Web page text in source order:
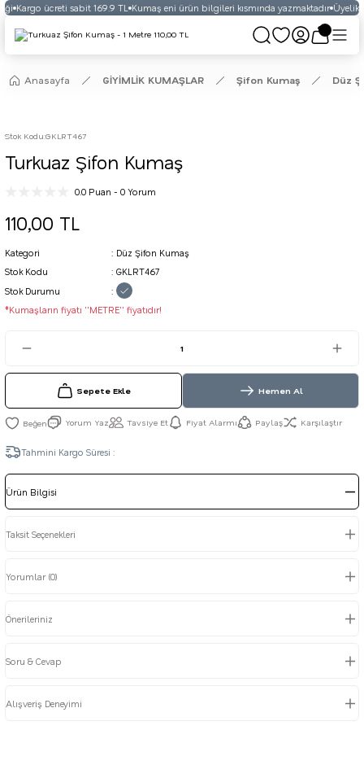
Kargo ücreti sabit 169.9 TL Kumaş eni ürün bilgileri kısmında yazmaktadır Üyelikli
Anasayfa GİYİMLİK KUMAŞLAR Şifon Kumaş Düz
Stok Kodu:GKLRT467
Turkuaz Şifon Kumaş
0.0 Puan - 0 Yorum
110,00 TL
Kategori
Düz Şifon Kumaş
Stok Kodu
GKLRT467
Stok Durumu
*Kumaşların fiyatı ''METRE'' fiyatıdır!
Sepete Ekle Hemen Al
Yorum Yaz Tavsiye Et Fiyat Alarmı Paylaş Karşılaştır
Tahmini Kargo Süresi :
Ürün Bilgisi
Taksit Seçenekleri
Yorumlar (0)
Önerileriniz
Soru & Cevap
Alışveriş Deneyimi